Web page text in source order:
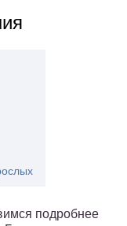
подробнее